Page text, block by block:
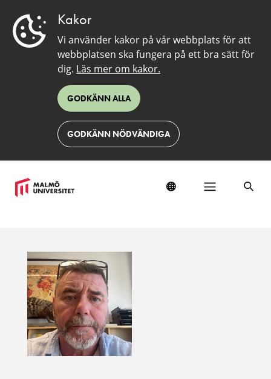
Kakor
Vi använder kakor på vår webbplats för att
webbplatsen ska fungera på ett bra sätt för
dig. Läs mer om kakor.
GODKÄNN ALLA
GODKÄNN NÖDVÄNDIGA